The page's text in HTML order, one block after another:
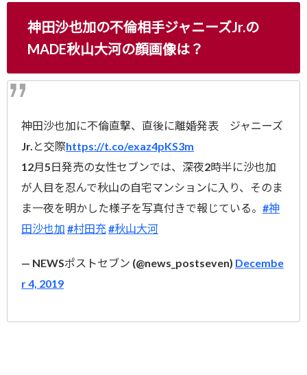
神田沙也加の不倫相手ジャニーズJr.の
MADE秋山大河の顔画像は？
神田沙也加に不倫直撃、直後に離婚発表 ジャニーズ
Jr.と交際https://t.co/exaz4pKS3m
12月5日発売の女性セブンでは、深夜2時半に沙也加
が人目を忍んで秋山の自宅マンションに入り、そのま
ま一夜を明かした様子を写真付きで報じている。 #神
田沙也加 #村田充 #秋山大河
— NEWSポストセブン (@news_postseven) Decembe
r 4, 2019